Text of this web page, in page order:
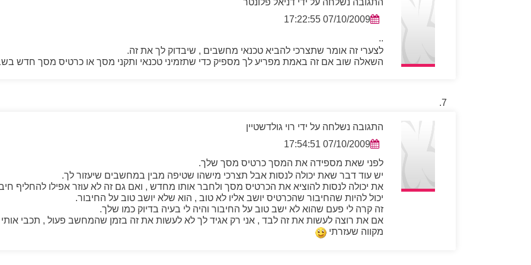
התגובה נשלחה על ידי דניאל פלונטר
07/10/2009 17:22:55
..
לצערי זה אומר שתצרכי להביא טכנאי מחשבים , שיבדוק לך את זה.
השאלה שוב אם זה באמת מפריע לך מספיק כדי שתזמיני טכנאי ותקני מסך או כרטיס מסך חדש
התגובה נשלחה על ידי רוי גולדשטיין
07/10/2009 17:54:51
לפני שאת מספידה את המסך כרטיס מסך שלך.
יש עוד דבר שאת יכולה לנסות אבל תצרכי מישהו שטיפה מבין במחשבים שיעזור לך.
את יכולה לנסות להוציא את הכרטיס מסך ולחבר אותו מחדש , ואם גם זה לא עוזר אפילו להחליף
יכול להיות שהחיבור שהכרטיס יושב אליו לא טוב , הוא שלא יושב טוב על החיבור.
זה קרה לי פעם שהוא לא ישב טוב על החיבור והיה לי בעיה בדיוק כמו שלך.
אם את רוצה לעשות את זה לבד , אני רק אגיד לך לא לעשות את זה בזמן שהמחשב פעול , תכבי אותי
מקווה שעזרתי